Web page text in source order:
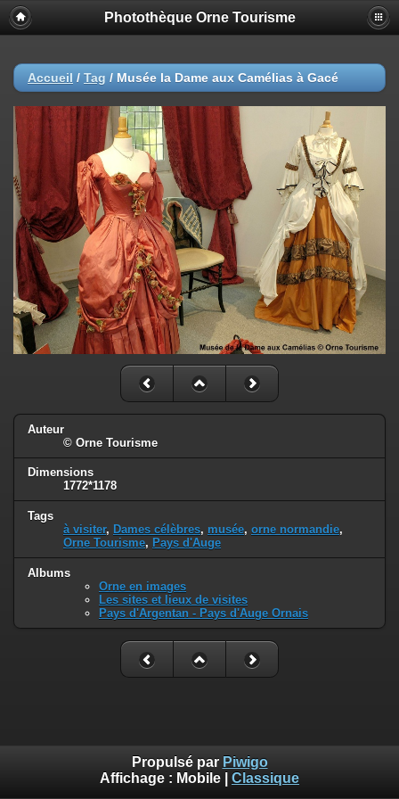
Photothèque Orne Tourisme
Accueil / Tag / Musée la Dame aux Camélias à Gacé
Auteur
© Orne Tourisme
Dimensions
1772*1178
Tags
à visiter, Dames célèbres, musée, orne normandie,
Orne Tourisme, Pays d'Auge
Albums
Orne en images
Les sites et lieux de visites
Pays d'Argentan - Pays d'Auge Ornais
Propulsé par Piwigo
Affichage : Mobile Classique